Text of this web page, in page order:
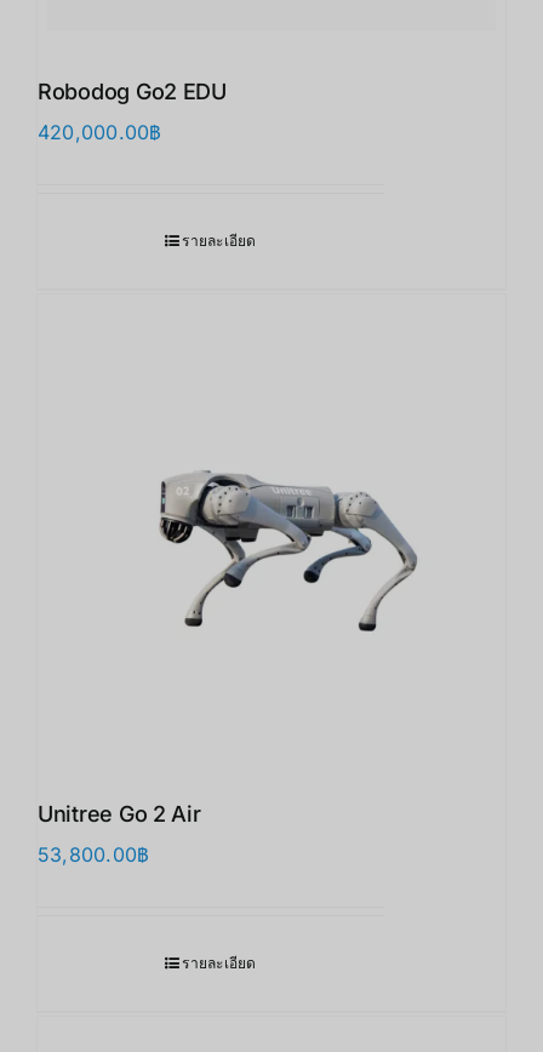
Robodog Go2 EDU
420,000.00฿
รายละเอียด
Unitree Go 2 Air
53,800.00฿
รายละเอียด